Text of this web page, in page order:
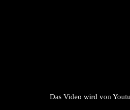
Das Video wird von